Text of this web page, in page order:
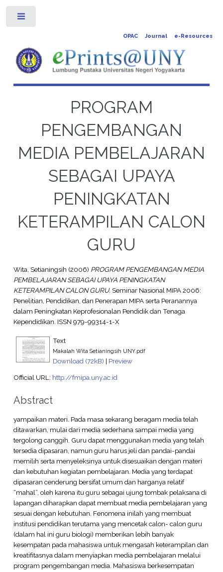
OPAC Journal e-Resources
PROGRAM
PENGEMBANGAN
MEDIA PEMBELAJARAN
SEBAGAI UPAYA
PENINGKATAN
KETERAMPILAN CALON
GURU
Wita, Setianingsih (2006) PROGRAM PENGEMBANGAN MEDIA
PEMBELAJARAN SEBAGAI UPAYA PENINGKATAN
KETERAMPILAN CALON GURU. Seminar Nasional MIPA 2006:
Penelitian, Pendidikan, dan Penerapan MIPA serta Peranannya
dalam Peningkatan Keprofesionalan Pendidik dan Tenaga
Kependidikan. ISSN 979-99314-1-X
Text
Makalah Wita Setianingsih UNY.pdf
Download (72kB) | Preview
Official URL: http://fmipa.uny.ac.id
Abstract
yampaikan materi. Pada masa sekarang beragam media telah
ditawarkan, mulai dari media sederhana sampai media yang
tergolong canggih. Guru dapat menggunakan media yang telah
tersedia dipasaran, namun guru harus jeli dan pandai-pandai
memilih serta menyeleksinya untuk disesuaikan dengan materi
dan kebutuhan kegiatan pembelajaran. Media yang terdapat
dipasaran cenderung bersifat umum dan harganya relatif
“mahal”, oleh karena itu guru sebagai ujung tombak pelaksana di
lapangan diharapkan dapat membuat media pembelajaran yang
sesuai dengan kebutuhan. Fenomena inilah yang membuat
institusi pendidikan terutama yang mencetak calon- calon guru
(dalam hal ini guru biologi) memberikan lebih banyak
kesempatan pada mahasiswa untuk mengasah keterampilan dan
kreatifitasnya dalam menyiapkan media pembelajaran melalui
program pengembangan media. Mahasiswa berkesempatan